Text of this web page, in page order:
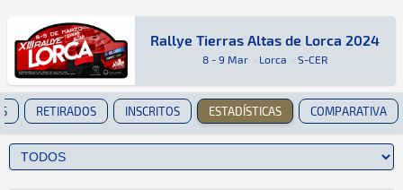
Rallye Tierras Altas de Lorca 2024
Rallye Tierras Altas de Lorca 2024
8 - 9 Mar · Lorca · S-CER
Tierra · Rallye Tierras Altas de Lorca 2024
Lorca
RETIRADOS INSCRITOS ESTADÍSTICAS COMPARATIVA